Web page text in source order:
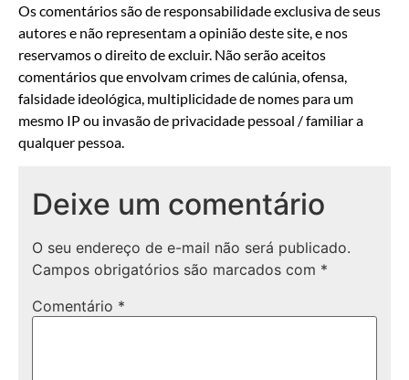
Os comentários são de responsabilidade exclusiva de seus
autores e não representam a opinião deste site, e nos
reservamos o direito de excluir. Não serão aceitos
comentários que envolvam crimes de calúnia, ofensa,
falsidade ideológica, multiplicidade de nomes para um
mesmo IP ou invasão de privacidade pessoal / familiar a
qualquer pessoa.
Deixe um comentário
O seu endereço de e-mail não será publicado.
Campos obrigatórios são marcados com *
Comentário *